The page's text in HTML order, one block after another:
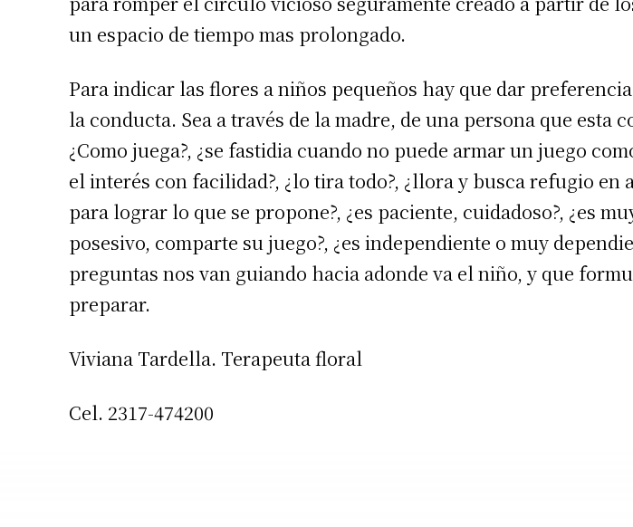
Suscribirme gratis
un espacio de tiempo mas prolongado.
Para indicar las flores a niños pequeños hay que dar
la conducta. Sea a través de la madre, de una persona que esta
¿Como juega?, ¿se fastidia cuando no puede armar un juego
el interés con facilidad?, ¿lo tira todo?, ¿llora y busca refugio en
para lograr lo que se propone?, ¿es paciente, cuidadoso?, ¿es
posesivo, comparte su juego?, ¿es independiente o muy
preguntas nos van guiando hacia adonde va el niño, y que
preparar.
Viviana Tardella. Terapeuta floral
Cel. 2317-474200